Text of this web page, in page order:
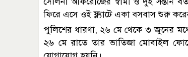
ফিরে এসে ওই ফ্ল্যাটে একা বসবাস শুরু
পুলিশের ধারণা, ২৬ মে থেকে ৩ জুনের
২৬ মে রাতে তার ভাতিজা মোবাইল